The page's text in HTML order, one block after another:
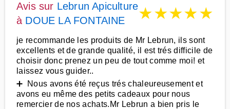
Avis sur Lebrun Apiculture
à DOUE LA FONTAINE ★★★★★
je recommande les produits de Mr Lebrun, ils sont
excellents et de grande qualité, il est trés difficile de
choisir donc prenez un peu de tout comme moi! et
laissez vous guider..
➕ Nous avons été reçus trés chaleureusement et
avons eu même des petits cadeaux pour nous
remercier de nos achats.Mr Lebrun a bien pris le